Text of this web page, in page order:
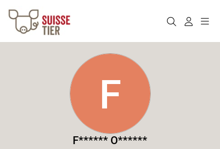
F
F****** O******